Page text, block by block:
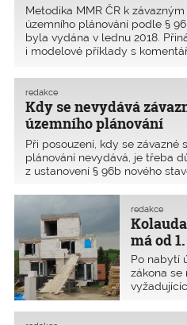
Metodika MMR ČR k
územního plánování podle §
byla vydána v lednu 2018.
i modelové příklady s
Kdy se nevydává
územního plánování
redakce
Při posouzení, kdy se závazné
plánování nevydává, je třeba
z ustanovení § 96b nového
že se posuzuje jen změna v
má od
pravidla
redakce
Po nabytí
zákona se